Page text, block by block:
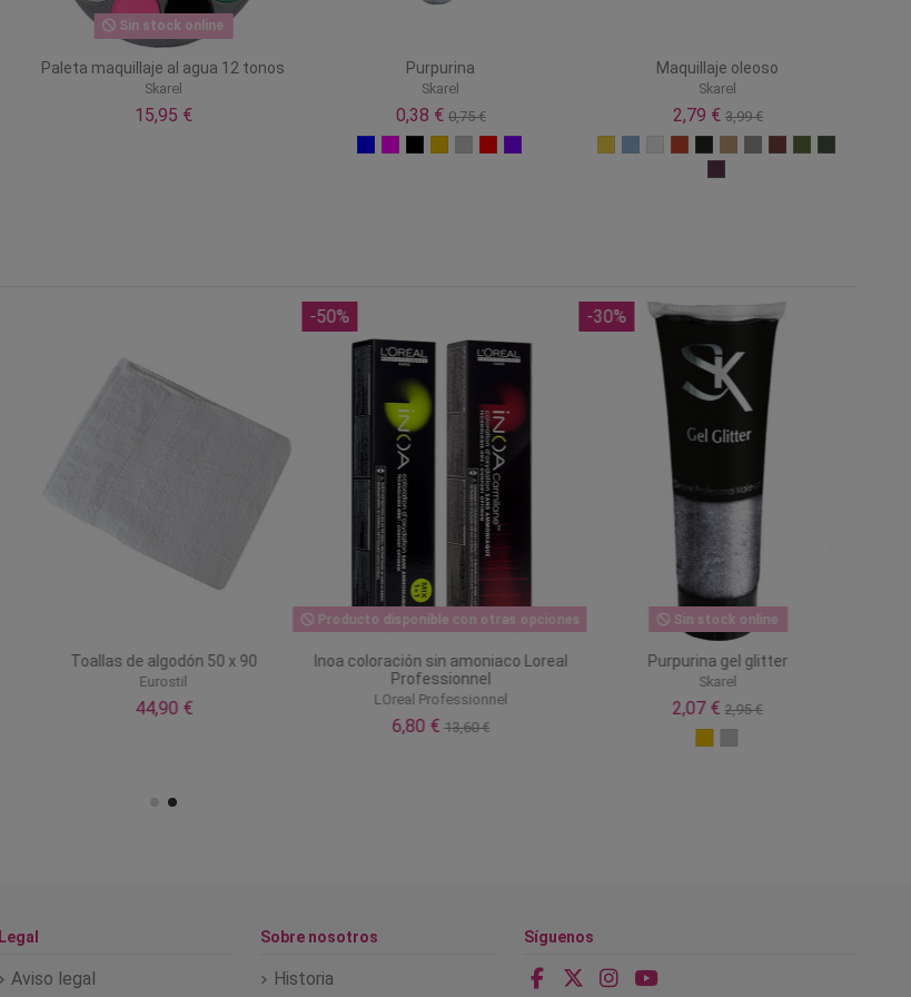
Sin stock online
Paleta maquillaje al agua 12 tonos
Skarel
15,95 €
Purpurina
Skarel
0,38 € 0,75 €
Maquillaje oleoso
Skarel
2,79 € 3,99 €
Toallas de algodón 50 x 90
Eurostil
44,90 €
-50%
Producto disponible con otras opciones
Inoa coloración sin amoniaco Loreal
Professionnel
LOreal Professionnel
6,80 €13,60 €
-30%
Sin stock online
Purpurina gel glitter
Skarel
2,07 € 2,95 €
Legal
Aviso legal
Sobre nosotros
Historia
Síguenos